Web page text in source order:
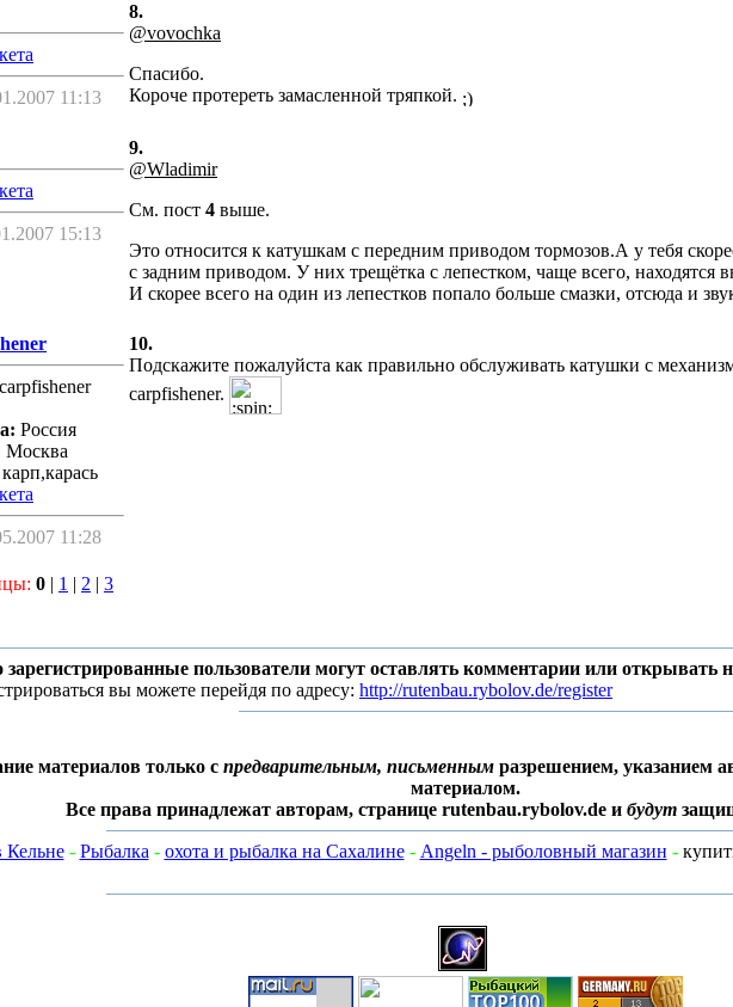
11:13
8.
@vovochka
Спасибо.
Короче протереть замасленной тряпкой.
15:13
9.
@Wladimir
См. пост 4 выше.
Это относится к катушкам с передним приводом тормозов.А у тебя
с задним приводом. У них трещётка с лепестком, чаще всего, находятся
И скорее всего на один из лепестков попало больше смазки, отсюда и
Россия
Москва
карп,карась
11:28
10.
Подскажите пожалуйста как правильно обслуживать катушки с
carpfishener.
0 | 1 | 2 | 3
зарегистрированные пользователи могут оставлять комментарии или открывать
вы можете перейдя по адресу: http://rutenbau.rybolov.de/register
материалов только с предварительным, письменнымразрешением, указанием
материалом.
Все права принадлежат авторам, странице rutenbau.rybolov.de и будут
Кельне - Рыбалка - охота и рыбалка на Сахалине - Angeln - рыболовный магазин -